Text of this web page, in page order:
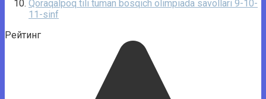
Qoraqalpoq tili tuman bosqich olimpiada savollari 9-10-
11-sinf
Рейтинг